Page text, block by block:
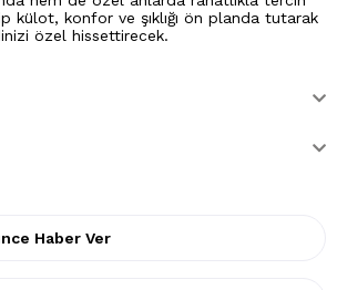
külot, konfor ve şıklığı ön planda tutarak
özel hissettirecek.
Haber Ver